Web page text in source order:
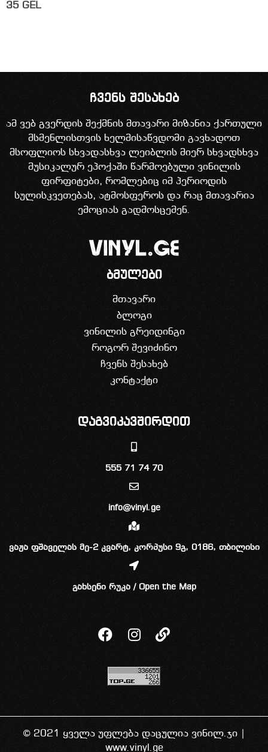
35 GEL
ჩვენს შესახებ
ამ ვებ გვერდის შექმნის მთავარი მიზანია ქართული
მსმენლისთვის ხელმისაწვდომი გავხადოთ
მსოფლიოს სხვადასხვა ლეიბლის მიერ სხვადსხვა
მუსიკალურ ეპოქაში წარმოებული ვინილის
ფირფიტები, რომლებიც იმ პერიოდის
სულისკვეთებას, ატმოსფეროს და რაც მთავარია
ემოციას გადმოსცემენ.
ბმულები
მთავარი
ბლოგი
ვინილის გრეიდინგი
როგორ შევიძინო
ჩვენს შესახებ
კონტაქტი
დაგვიკავშირდით
555 71 74 70
info@vinyl.ge
ვაჟა ფშაველას მე-2 კვარტ, კორპუსი 9გ, 0186, თბილისი
გახსენი რუკა / Open the Map
© 2021 ყველა უფლება დაცულია ვინილ.ჯი |
www.vinyl.ge